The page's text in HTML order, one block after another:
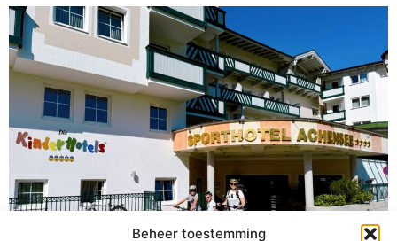
Beheer toestemming